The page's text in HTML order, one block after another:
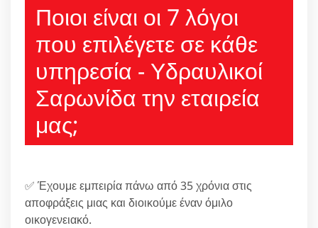
Ποιοι είναι οι 7 λόγοι
που επιλέγετε σε κάθε
υπηρεσία - Υδραυλικοί
Σαρωνίδα την εταιρεία
μας;
✅ Έχουμε εμπειρία πάνω από 35 χρόνια στις
αποφράξεις μιας και διοικούμε έναν όμιλο
οικογενειακό.